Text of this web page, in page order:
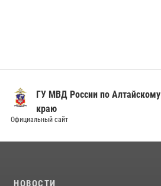
ГУ МВД России по Алтайскому
краю
Официальный сайт